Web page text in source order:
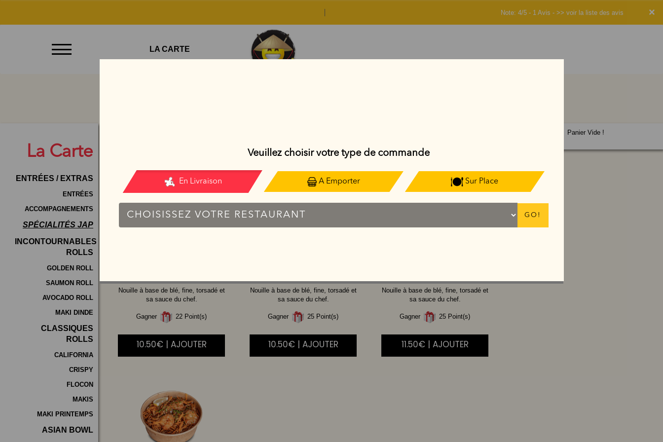
×
Note: 4/5 - 1 Avis - >> voir la liste des avis
Emporter
Contact
Mentions
Légales
Programme
De
Fidélité
Vos
Avis
de
LA CARTE
La Carte
ENTRÉES / EXTRAS
ENTRÉES
ACCOMPAGNEMENTS
SPÉCIALITÉS JAP
INCONTOURNABLES
ROLLS
GOLDEN ROLL
SAUMON ROLL
AVOCADO ROLL
MAKI DINDE
CLASSIQUES
ROLLS
CALIFORNIA
CRISPY
FLOCON
MAKIS
MAKI PRINTEMPS
ASIAN BOWL
Nouille à base de blé, fine, torsadé et
sa sauce du chef.
Gagner 22 Point(s)
10.50€ | AJOUTER
Nouille à base de blé, fine, torsadé et
sa sauce du chef.
Gagner 25 Point(s)
10.50€ | AJOUTER
Nouille à base de blé, fine, torsadé et
sa sauce du chef.
Gagner 25 Point(s)
11.50€ | AJOUTER
Panier Vide !